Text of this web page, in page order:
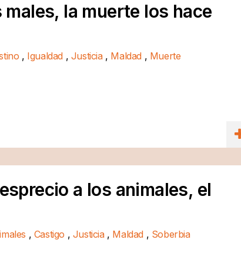
la muerte los hace
, Igualdad , Justicia , Maldad , Muerte
a los animales, el
, Castigo , Justicia , Maldad , Soberbia